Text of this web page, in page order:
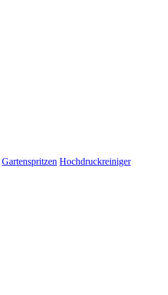
Gartenspritzen Hochdruckreiniger